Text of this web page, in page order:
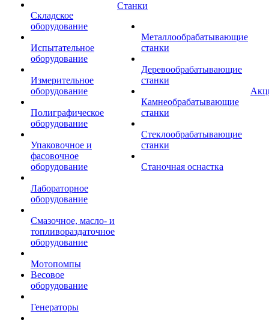
Складское
оборудование
Испытательное
оборудование
Измерительное
оборудование
Полиграфическое
оборудование
Упаковочное и
фасовочное
оборудование
Лабораторное
оборудование
Смазочное, масло- и
топливораздаточное
оборудование
Мотопомпы
Весовое
оборудование
Генераторы
Станки
Металлообрабатывающие
станки
Деревообрабатывающие
станки
Камнеобрабатывающие
станки
Стеклообрабатывающие
станки
Станочная оснастка